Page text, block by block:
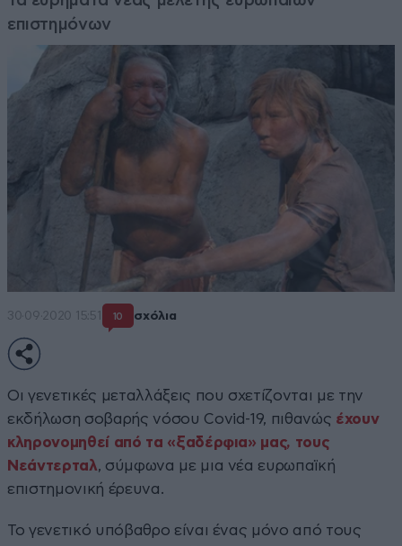
επιστημόνων
30·09·2020 15:51 10 σχόλια
Οι γενετικές μεταλλάξεις που σχετίζονται με την
εκδήλωση σοβαρής νόσου Covid-19, πιθανώς έχουν
κληρονομηθεί από τα «ξαδέρφια» μας, τους
Νεάντερταλ, σύμφωνα με μια νέα ευρωπαϊκή
επιστημονική έρευνα.
Το γενετικό υπόβαθρο είναι ένας μόνο από τους